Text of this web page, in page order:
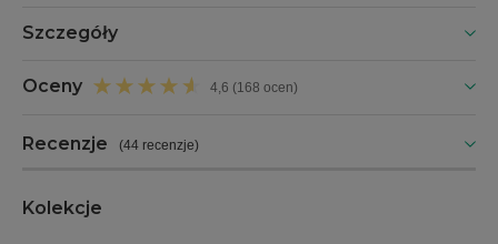
Szczegóły
Oceny 4,6 (168 ocen)
Recenzje (44 recenzje)
Kolekcje